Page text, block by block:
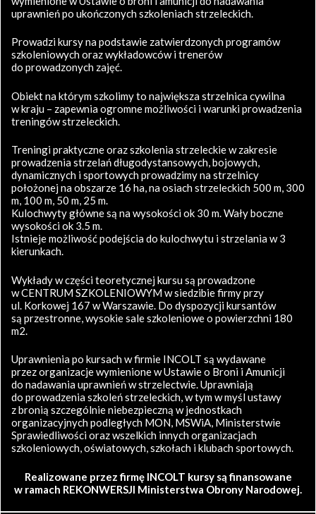
uprawnień po ukończonych szkoleniach strzeleckich.
Prowadzi kursy na podstawie zatwierdzonych programów
szkoleniowych oraz wykładowców i trenerów
do prowadzonych zajęć.
Obiekt na którym szkolimy to największa strzelnica cywilna
w kraju – zapewnia ogromne możliwości i warunki prowadzenia
treningów strzeleckich.
Treningi praktyczne oraz szkolenia strzeleckie w zakresie
prowadzenia strzelań długodystansowych, bojowych,
dynamicznych i sportowych prowadzimy na strzelnicy
położonej na obszarze 16 ha, na osiach strzeleckich 500 m, 300
m, 100 m, 50 m, 25 m.
Kulochwyty główne są na wysokości ok 30 m. Wały boczne
wysokości ok 3.5 m.
Istnieje możliwość podejścia do kulochwytu i strzelania w 3
kierunkach.
Wykłady w części teoretycznej kursu są prowadzone
w CENTRUM SZKOLENIOWYM w siedzibie firmy przy
ul. Korkowej 167 w Warszawie. Do dyspozycji kursantów
są przestronne, wysokie sale szkoleniowe o powierzchni 180
m2.
Uprawnienia po kursach w firmie INCOLT są wydawane
przez organizacje wymienione w Ustawie o Broni i Amunicji
do nadawania uprawnień w strzelectwie. Uprawniają
do prowadzenia szkoleń strzeleckich, w tym w myśl ustawy
z bronią szczególnie niebezpieczną w jednostkach
organizacyjnych podległych MON, MSWiA, Ministerstwie
Sprawiedliwości oraz wszelkich innych organizacjach
szkoleniowych, oświatowych, szkołach i klubach sportowych.
Realizowane przez firmę INCOLT kursy są finansowane
w ramach REKONWERSJI Ministerstwa Obrony Narodowej.